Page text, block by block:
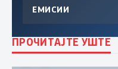
ЕМИСИИ
ПРОЧИТАЈТЕ УШТЕ